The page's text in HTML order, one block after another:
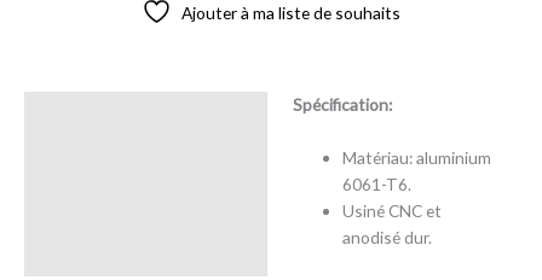
Ajouter à ma liste de souhaits
Spécification:
Matériau: aluminium
6061-T6.
Usiné CNC et
anodisé dur.